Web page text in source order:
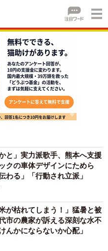
と」実力派歌手、熊本へ支援
クの車体デザインにためら
る」「行動され立派」
が枯れてしまう！」猛暑と被
市の農家が訴える深刻な水不
んかにならないか心配」